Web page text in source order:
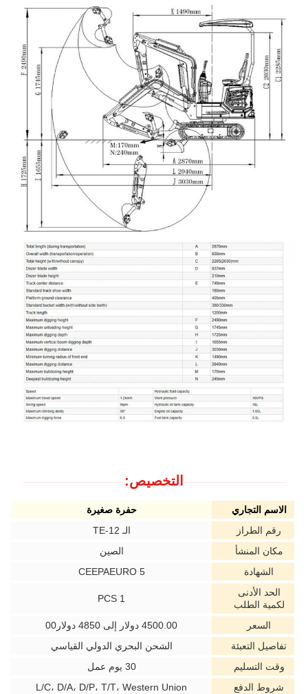
التخصيص:
الاسم التجاري
حفرة صغيرة
رقم الطراز
الـ TE-12
مكان المنشأ
الصين
الشهادة
CEEPAEURO 5
الحد الأدنى
لكمية الطلب
السعر
4500.00 دولار إلى 4850 دولار00
تفاصيل التعبئة
الشحن البحري الدولي القياسي
وقت التسليم
30 يوم عمل
شروط الدفع
L/C، D/A، D/P، T/T، Western Union